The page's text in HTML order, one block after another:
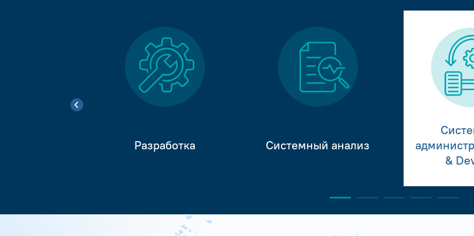
Разработка Системный анализ
&